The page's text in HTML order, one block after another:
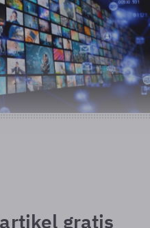
gratis